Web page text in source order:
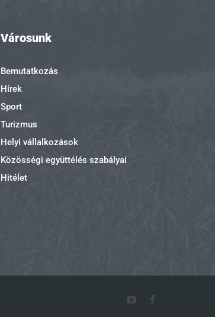
Városunk
Bemutatkozás
Hírek
Sport
Turizmus
Helyi vállalkozások
Közösségi együttélés szabályai
Hitélet
YouTube